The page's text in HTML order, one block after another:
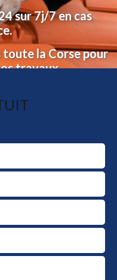
sur 7j/7 en cas
la Corse pour
travaux.
gratuit.